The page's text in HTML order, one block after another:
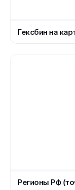
Гексбин на
Регионы РФ